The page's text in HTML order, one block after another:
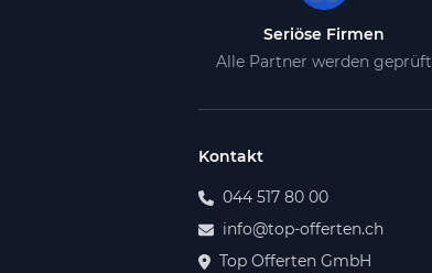
Seriöse Firmen
Alle Partner werden geprüft
Kontakt
044 517 80 00
info@top-offerten.ch
Top Offerten GmbH